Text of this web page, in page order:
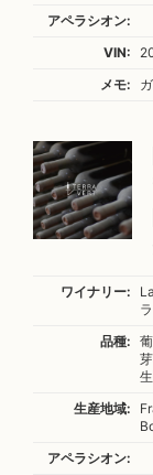
アペラシオン:
VIN:
メモ:
ワイナリー:
品種:
生産地域:
アペラシオン: